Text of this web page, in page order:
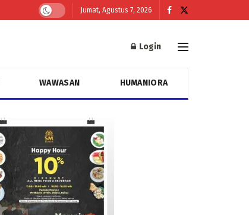
Jumat, Agustus 7, 2026
Login
WAWASAN HUMANIORA